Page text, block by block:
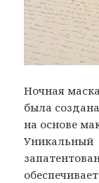
Ночная
была
на основе
Уникальный